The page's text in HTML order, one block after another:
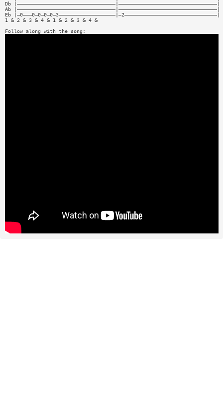
Db |—————————————————————————————————|—————————————————————————————————|
Ab |—————————————————————————————————|—————————————————————————————————|
Eb |—0———0—0—0—0—3———————————————————|—2———————————————————————————————|
1 & 2 & 3 & 4 & 1 & 2 & 3 & 4 &
Follow along with the song: